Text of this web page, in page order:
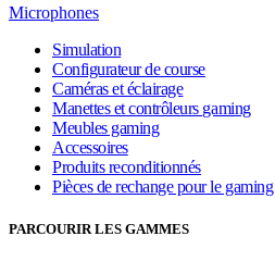
Microphones
Simulation
Configurateur de course
Caméras et éclairage
Manettes et contrôleurs gaming
Meubles gaming
Accessoires
Produits reconditionnés
Pièces de rechange pour le gaming
PARCOURIR LES GAMMES